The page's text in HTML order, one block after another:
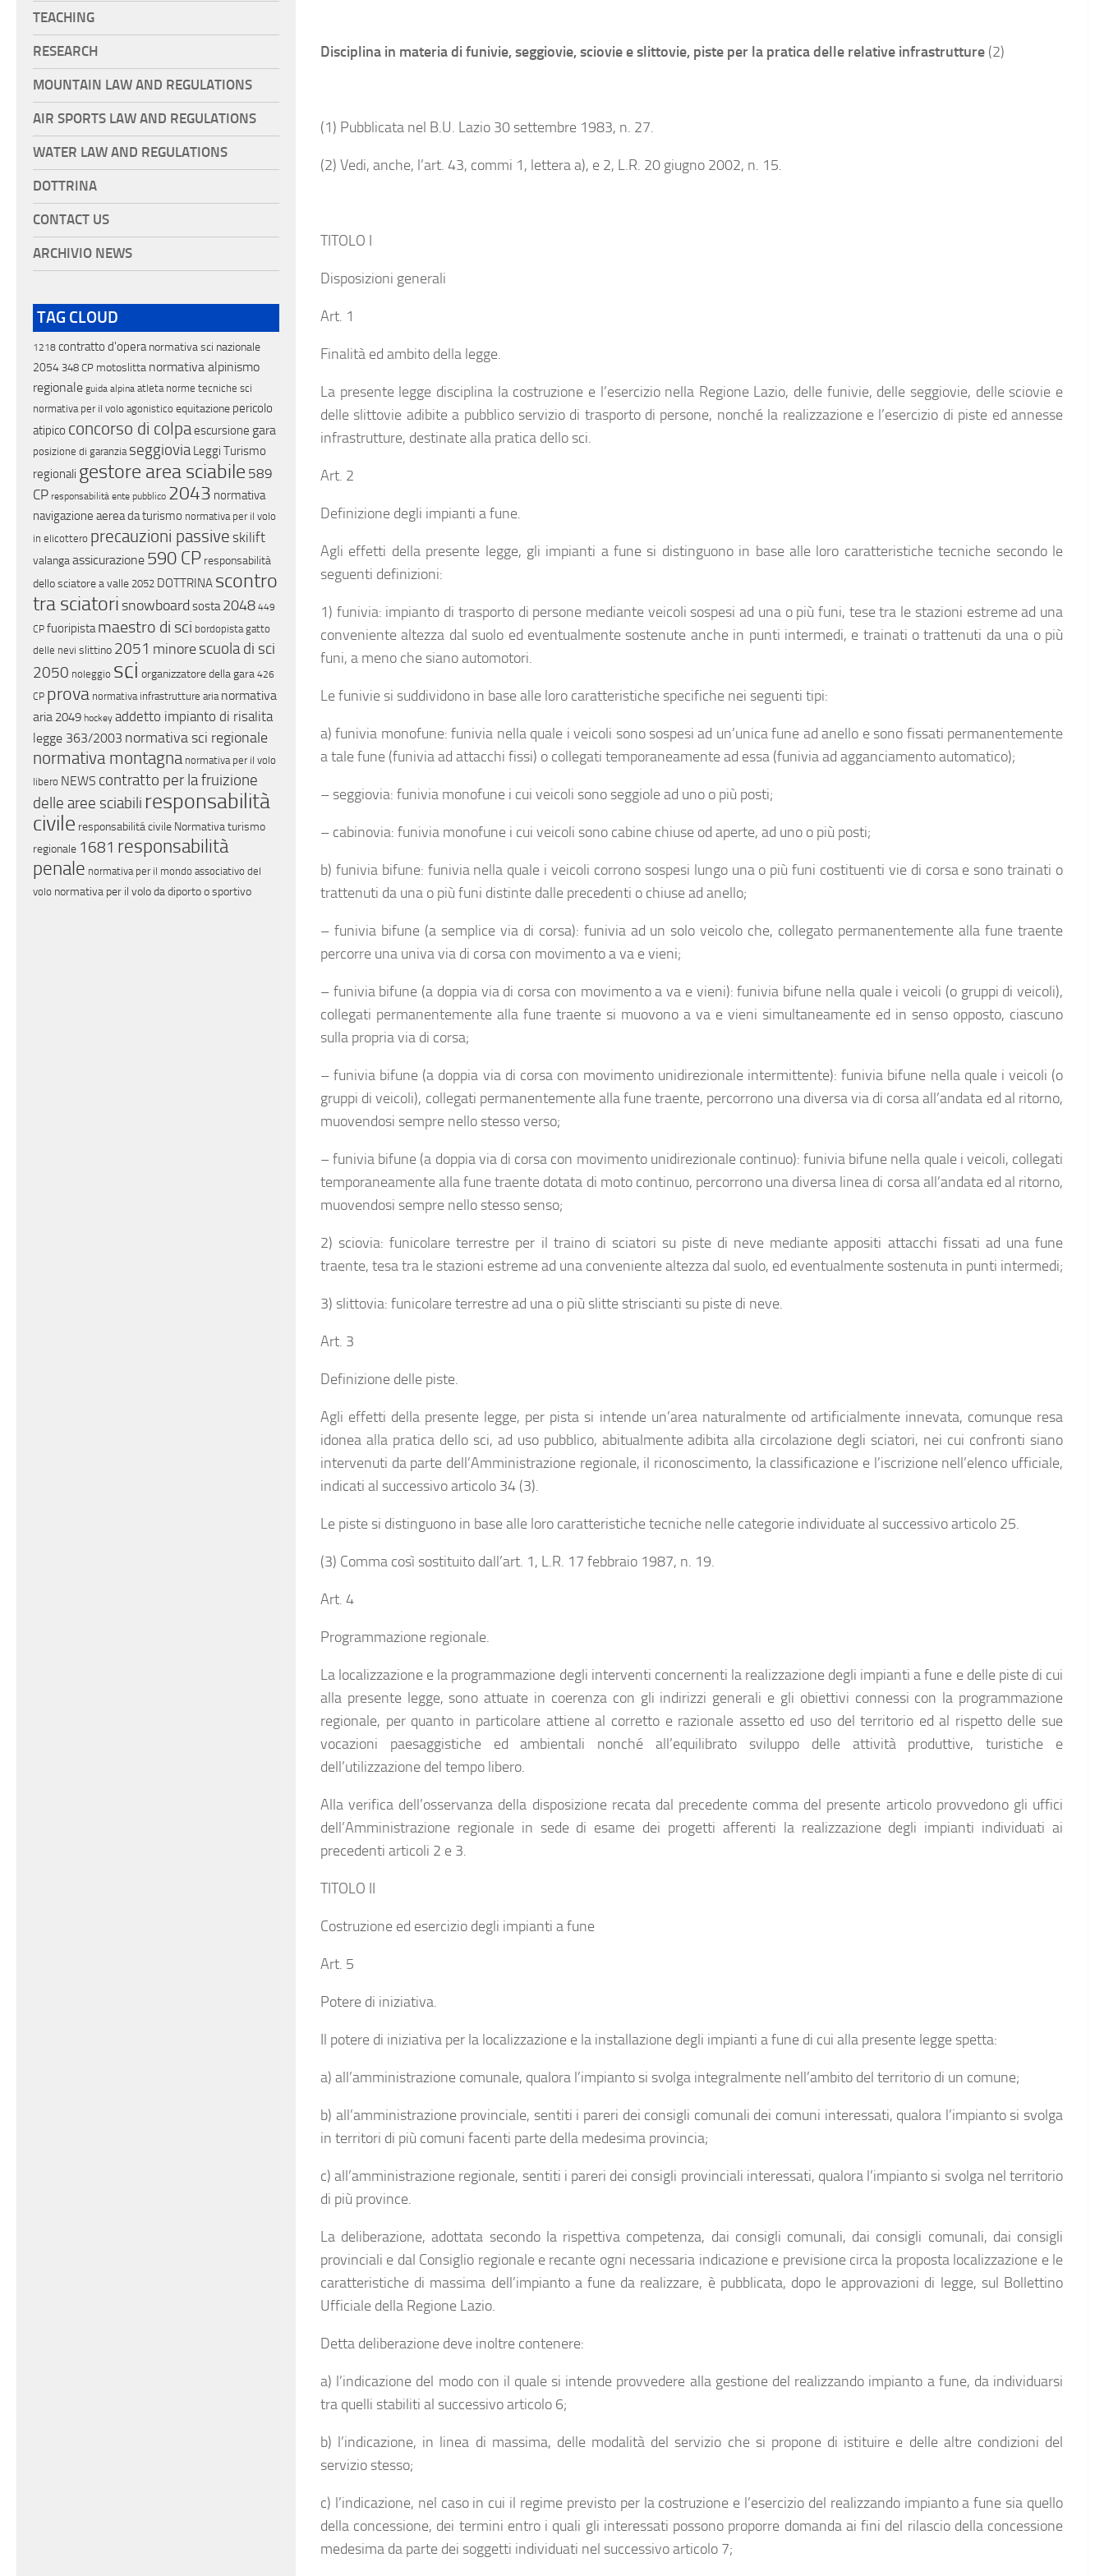
Disciplina in materia di funivie, seggiovie, sciovie e slittovie, piste per la pratica delle relative infrastrutture (2)
(1) Pubblicata nel B.U. Lazio 30 settembre 1983, n. 27.
(2) Vedi, anche, l’art. 43, commi 1, lettera a), e 2, L.R. 20 giugno 2002, n. 15.
TITOLO I
Disposizioni generali
Art. 1
Finalità ed ambito della legge.
La presente legge disciplina la costruzione e l’esercizio nella Regione Lazio, delle funivie, delle seggiovie, delle sciovie e
delle slittovie adibite a pubblico servizio di trasporto di persone, nonché la realizzazione e l’esercizio di piste ed annesse
infrastrutture, destinate alla pratica dello sci.
Art. 2
Definizione degli impianti a fune.
Agli effetti della presente legge, gli impianti a fune si distinguono in base alle loro caratteristiche tecniche secondo le
seguenti definizioni:
1) funivia: impianto di trasporto di persone mediante veicoli sospesi ad una o più funi, tese tra le stazioni estreme ad una
conveniente altezza dal suolo ed eventualmente sostenute anche in punti intermedi, e trainati o trattenuti da una o più
funi, a meno che siano automotori.
Le funivie si suddividono in base alle loro caratteristiche specifiche nei seguenti tipi:
a) funivia monofune: funivia nella quale i veicoli sono sospesi ad un’unica fune ad anello e sono fissati permanentemente
a tale fune (funivia ad attacchi fissi) o collegati temporaneamente ad essa (funivia ad agganciamento automatico);
– seggiovia: funivia monofune i cui veicoli sono seggiole ad uno o più posti;
– cabinovia: funivia monofune i cui veicoli sono cabine chiuse od aperte, ad uno o più posti;
b) funivia bifune: funivia nella quale i veicoli corrono sospesi lungo una o più funi costituenti vie di corsa e sono trainati o
trattenuti da una o più funi distinte dalle precedenti o chiuse ad anello;
– funivia bifune (a semplice via di corsa): funivia ad un solo veicolo che, collegato permanentemente alla fune traente
percorre una univa via di corsa con movimento a va e vieni;
– funivia bifune (a doppia via di corsa con movimento a va e vieni): funivia bifune nella quale i veicoli (o gruppi di veicoli),
collegati permanentemente alla fune traente si muovono a va e vieni simultaneamente ed in senso opposto, ciascuno
sulla propria via di corsa;
– funivia bifune (a doppia via di corsa con movimento unidirezionale intermittente): funivia bifune nella quale i veicoli (o
gruppi di veicoli), collegati permanentemente alla fune traente, percorrono una diversa via di corsa all’andata ed al ritorno,
muovendosi sempre nello stesso verso;
– funivia bifune (a doppia via di corsa con movimento unidirezionale continuo): funivia bifune nella quale i veicoli, collegati
temporaneamente alla fune traente dotata di moto continuo, percorrono una diversa linea di corsa all’andata ed al ritorno,
muovendosi sempre nello stesso senso;
2) sciovia: funicolare terrestre per il traino di sciatori su piste di neve mediante appositi attacchi fissati ad una fune
traente, tesa tra le stazioni estreme ad una conveniente altezza dal suolo, ed eventualmente sostenuta in punti intermedi;
3) slittovia: funicolare terrestre ad una o più slitte striscianti su piste di neve.
Art. 3
Definizione delle piste.
Agli effetti della presente legge, per pista si intende un’area naturalmente od artificialmente innevata, comunque resa
idonea alla pratica dello sci, ad uso pubblico, abitualmente adibita alla circolazione degli sciatori, nei cui confronti siano
intervenuti da parte dell’Amministrazione regionale, il riconoscimento, la classificazione e l’iscrizione nell’elenco ufficiale,
indicati al successivo articolo 34 (3).
Le piste si distinguono in base alle loro caratteristiche tecniche nelle categorie individuate al successivo articolo 25.
(3) Comma così sostituito dall’art. 1, L.R. 17 febbraio 1987, n. 19.
Art. 4
Programmazione regionale.
La localizzazione e la programmazione degli interventi concernenti la realizzazione degli impianti a fune e delle piste di cui
alla presente legge, sono attuate in coerenza con gli indirizzi generali e gli obiettivi connessi con la programmazione
regionale, per quanto in particolare attiene al corretto e razionale assetto ed uso del territorio ed al rispetto delle sue
vocazioni paesaggistiche ed ambientali nonché all’equilibrato sviluppo delle attività produttive, turistiche e
dell’utilizzazione del tempo libero.
Alla verifica dell’osservanza della disposizione recata dal precedente comma del presente articolo provvedono gli uffici
dell’Amministrazione regionale in sede di esame dei progetti afferenti la realizzazione degli impianti individuati ai
precedenti articoli 2 e 3.
TITOLO II
Costruzione ed esercizio degli impianti a fune
Art. 5
Potere di iniziativa.
Il potere di iniziativa per la localizzazione e la installazione degli impianti a fune di cui alla presente legge spetta:
a) all’amministrazione comunale, qualora l’impianto si svolga integralmente nell’ambito del territorio di un comune;
b) all’amministrazione provinciale, sentiti i pareri dei consigli comunali dei comuni interessati, qualora l’impianto si svolga
in territori di più comuni facenti parte della medesima provincia;
c) all’amministrazione regionale, sentiti i pareri dei consigli provinciali interessati, qualora l’impianto si svolga nel territorio
di più province.
La deliberazione, adottata secondo la rispettiva competenza, dai consigli comunali, dai consigli comunali, dai consigli
provinciali e dal Consiglio regionale e recante ogni necessaria indicazione e previsione circa la proposta localizzazione e le
caratteristiche di massima dell’impianto a fune da realizzare, è pubblicata, dopo le approvazioni di legge, sul Bollettino
Ufficiale della Regione Lazio.
Detta deliberazione deve inoltre contenere:
a) l’indicazione del modo con il quale si intende provvedere alla gestione del realizzando impianto a fune, da individuarsi
tra quelli stabiliti al successivo articolo 6;
b) l’indicazione, in linea di massima, delle modalità del servizio che si propone di istituire e delle altre condizioni del
servizio stesso;
c) l’indicazione, nel caso in cui il regime previsto per la costruzione e l’esercizio del realizzando impianto a fune sia quello
della concessione, dei termini entro i quali gli interessati possono proporre domanda ai fini del rilascio della concessione
medesima da parte dei soggetti individuati nel successivo articolo 7;
TEACHING
RESEARCH
MOUNTAIN LAW AND REGULATIONS
AIR SPORTS LAW AND REGULATIONS
WATER LAW AND REGULATIONS
DOTTRINA
CONTACT US
ARCHIVIO NEWS
TAG CLOUD
1218 contratto d'opera normativa sci nazionale
2054 348 CP motoslitta normativa alpinismo
regionale guida alpina atleta norme tecniche sci
normativa per il volo agonistico equitazione pericolo
atipico concorso di colpaescursione gara
posizione di garanzia seggiovia Leggi Turismo
regionali gestore area sciabile 589
CP responsabilità ente pubblico 2043 normativa
navigazione aerea da turismo normativa per il volo
in elicottero precauzioni passive skilift
valangaassicurazione 590 CP responsabilità
dello sciatore a valle 2052 DOTTRINA scontro
tra sciatori snowboard sosta 2048 449
CP fuoripista maestro di sci bordopista gatto
delle nevi slittino 2051 minorescuola di sci
2050 noleggio sci organizzatore della gara 426
CP prova normativa infrastrutture aria normativa
aria 2049 hockey addetto impianto di risalita
legge 363/2003 normativa sci regionale
normativa montagna normativa per il volo
libero NEWS contratto per la fruizione
delle aree sciabili responsabilità
civile responsabilitá civile Normativa turismo
regionale 1681 responsabilità
penale normativa per il mondo associativo del
volo normativa per il volo da diporto o sportivo